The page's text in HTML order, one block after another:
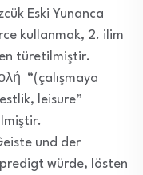
Eski Yunanca
kullanmak, 2. ilim
türetilmiştir.
“(çalışmaya
leisure”
und der
würde, lösten